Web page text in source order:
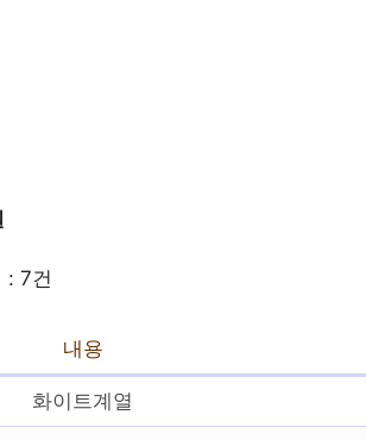
7건
내용
화이트계열